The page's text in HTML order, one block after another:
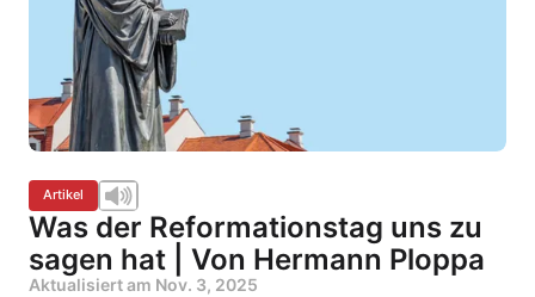
Artikel
Was der Reformationstag uns zu
sagen hat | Von Hermann Ploppa
Aktualisiert am Nov. 3, 2025